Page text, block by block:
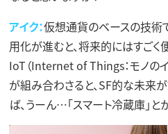
アイク：仮想通貨のベースの技術
用化が進むと、将来的にはすごく
IoT（Internet of Things：モノの
が組み合わさると、SF的な未来
ば、うーん…「スマート冷蔵庫」と